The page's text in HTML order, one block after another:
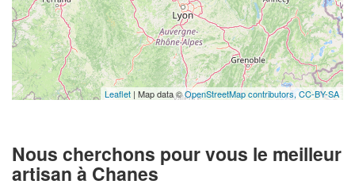
Leaflet | Map data ©OpenStreetMap contributors,CC-BY-SA
Nous cherchons pour vous le meilleur
artisan à Chanes